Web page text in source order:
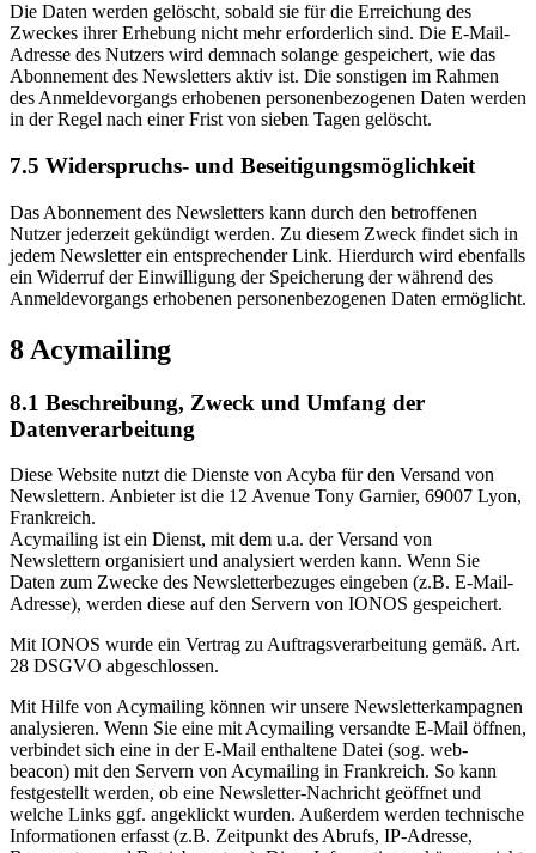
Die Daten werden gelöscht, sobald sie für die Erreichung des
Zweckes ihrer Erhebung nicht mehr erforderlich sind. Die E-Mail-
Adresse des Nutzers wird demnach solange gespeichert, wie das
Abonnement des Newsletters aktiv ist. Die sonstigen im Rahmen
des Anmeldevorgangs erhobenen personenbezogenen Daten werden
in der Regel nach einer Frist von sieben Tagen gelöscht.
7.5 Widerspruchs- und Beseitigungsmöglichkeit
Das Abonnement des Newsletters kann durch den betroffenen
Nutzer jederzeit gekündigt werden. Zu diesem Zweck findet sich in
jedem Newsletter ein entsprechender Link. Hierdurch wird ebenfalls
ein Widerruf der Einwilligung der Speicherung der während des
Anmeldevorgangs erhobenen personenbezogenen Daten ermöglicht.
8 Acymailing
8.1 Beschreibung, Zweck und Umfang der
Datenverarbeitung
Diese Website nutzt die Dienste von Acyba für den Versand von
Newslettern. Anbieter ist die 12 Avenue Tony Garnier, 69007 Lyon,
Frankreich.
Acymailing ist ein Dienst, mit dem u.a. der Versand von
Newslettern organisiert und analysiert werden kann. Wenn Sie
Daten zum Zwecke des Newsletterbezuges eingeben (z.B. E-Mail-
Adresse), werden diese auf den Servern von IONOS gespeichert.
Mit IONOS wurde ein Vertrag zu Auftragsverarbeitung gemäß. Art.
28 DSGVO abgeschlossen.
Mit Hilfe von Acymailing können wir unsere Newsletterkampagnen
analysieren. Wenn Sie eine mit Acymailing versandte E-Mail öffnen,
verbindet sich eine in der E-Mail enthaltene Datei (sog. web-
beacon) mit den Servern von Acymailing in Frankreich. So kann
festgestellt werden, ob eine Newsletter-Nachricht geöffnet und
welche Links ggf. angeklickt wurden. Außerdem werden technische
Informationen erfasst (z.B. Zeitpunkt des Abrufs, IP-Adresse,